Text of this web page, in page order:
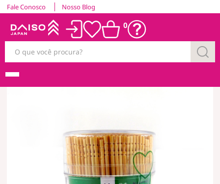
Fale Conosco Nosso Blog
0